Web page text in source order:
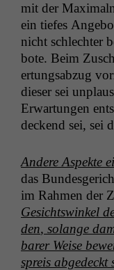
mit der
ein tiefes
nicht schlechter
bote. Beim
er­tungsabzug
dieser sei
Erwartun­gen
deck­end sei, sei
Andere Aspek­te
das
im Rah­men der
Gesichtswinkel
den, solange
bar­er Weise
spreis abgedeckt